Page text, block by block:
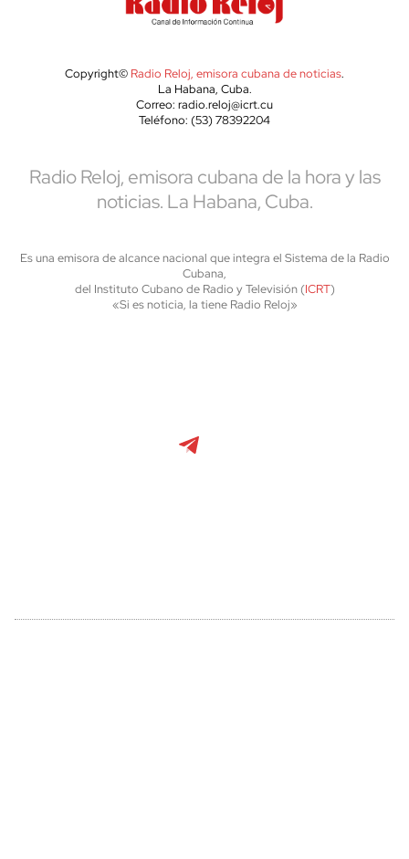
Copyright© Radio Reloj, emisora cubana de noticias.
La Habana, Cuba.
Correo: radio.reloj@icrt.cu
Teléfono: (53) 78392204
Radio Reloj, emisora cubana de la hora y las
noticias. La Habana, Cuba.
Es una emisora de alcance nacional que integra el Sistema de la Radio
Cubana,
del Instituto Cubano de Radio y Televisión (ICRT)
«Si es noticia, la tiene Radio Reloj»